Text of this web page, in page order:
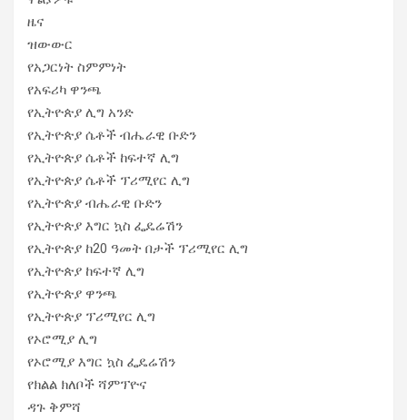
ዜና
ዝውውር
የአጋርነት ስምምነት
የአፍሪካ ዋንጫ
የኢትዮጵያ ሊግ አንድ
የኢትዮጵያ ሴቶች ብሔራዊ ቡድን
የኢትዮጵያ ሴቶች ከፍተኛ ሊግ
የኢትዮጵያ ሴቶች ፕሪሚየር ሊግ
የኢትዮጵያ ብሔራዊ ቡድን
የኢትዮጵያ እግር ኳስ ፌዴሬሽን
የኢትዮጵያ ከ20 ዓመት በታች ፕሪሚየር ሊግ
የኢትዮጵያ ከፍተኛ ሊግ
የኢትዮጵያ ዋንጫ
የኢትዮጵያ ፕሪሚየር ሊግ
የኦሮሚያ ሊግ
የኦሮሚያ እግር ኳስ ፌዴሬሽን
የክልል ክለቦች ሻምፕዮና
ዳጉ ቅምሻ